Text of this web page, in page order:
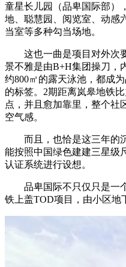
童星长儿园（品卑国际部）
地、聪慧园、阅览室、动感
当室等多种勾当场地。
这也一曲是项目对外次要
景不雅是由B+H集团操刀，
约800㎡的露天泳池，都成
的标签。2期距离岚皋地铁
点，并且愈加靠里，整个社
空气感。
而且，也恰是这三年的沉
能按照中国绿色建建三星级
认证系统进行设想。
品卑国际不只仅只是一个
铁上盖TOD项目，由小区地